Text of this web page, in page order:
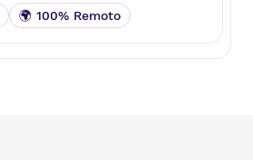
🌍 100% Remoto